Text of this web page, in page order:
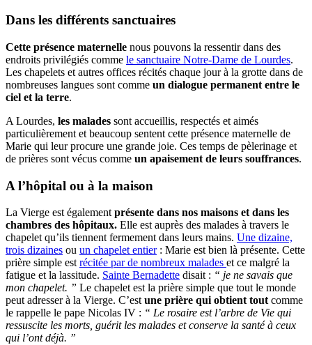
Dans les différents sanctuaires
Cette présence maternelle nous pouvons la ressentir dans des
endroits privilégiés comme le sanctuaire Notre-Dame de Lourdes.
Les chapelets et autres offices récités chaque jour à la grotte dans de
nombreuses langues sont comme un dialogue permanent entre le
ciel et la terre.
A Lourdes, les malades sont accueillis, respectés et aimés
particulièrement et beaucoup sentent cette présence maternelle de
Marie qui leur procure une grande joie. Ces temps de pèlerinage et
de prières sont vécus comme un apaisement de leurs souffrances.
A l’hôpital ou à la maison
La Vierge est égalementprésente dans nos maisons et dans les
chambres des hôpitaux. Elle est auprès des malades à travers le
chapelet qu’ils tiennent fermement dans leurs mains. Une dizaine,
trois dizaines ou un chapelet entier: Marie est bien là présente. Cette
prière simple estrécitée par de nombreux malades et ce malgré la
fatigue et la lassitude. Sainte Bernadette disait : “ je ne savais que
mon chapelet. ” Le chapelet est la prière simple que tout le monde
peut adresser à la Vierge. C’estune prière qui obtient toutcomme
le rappelle le pape Nicolas IV : “ Le rosaire est l’arbre de Vie qui
ressuscite les morts, guérit les malades et conserve la santé à ceux
qui l’ont déjà. ”